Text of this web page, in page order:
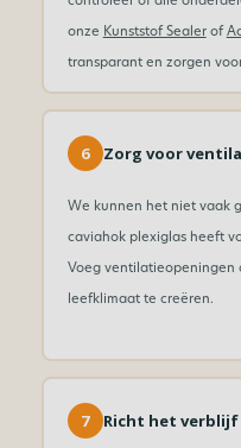
onze Kunststof Sealerof
transparant en zorgen
6 Zorg voor
We kunnen het niet vaak
caviahok plexiglas heeft
Voeg ventilatieopeningen
leefklimaat te creëren.
7 Richt het verblijf